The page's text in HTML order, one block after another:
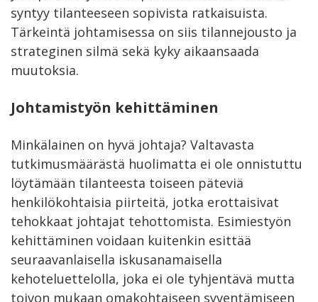
syntyy tilanteeseen sopivista ratkaisuista.
Tärkeintä johtamisessa on siis tilannejousto ja
strateginen silmä sekä kyky aikaansaada
muutoksia.
Johtamistyön kehittäminen
Minkälainen on hyvä johtaja? Valtavasta
tutkimusmäärästä huolimatta ei ole onnistuttu
löytämään tilanteesta toiseen päteviä
henkilökohtaisia piirteitä, jotka erottaisivat
tehokkaat johtajat tehottomista. Esimiestyön
kehittäminen voidaan kuitenkin esittää
seuraavanlaisella iskusanamaisella
kehoteluettelolla, joka ei ole tyhjentävä mutta
toivon mukaan omakohtaiseen syventämiseen